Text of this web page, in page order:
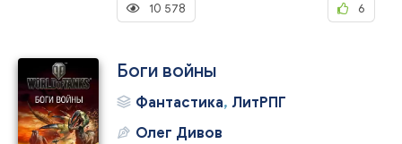
10 578 6
Боги войны
Фантастика, ЛитРПГ
Олег Дивов